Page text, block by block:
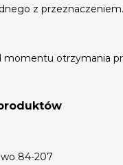
z przeznaczeniem.
otrzymania
84-207